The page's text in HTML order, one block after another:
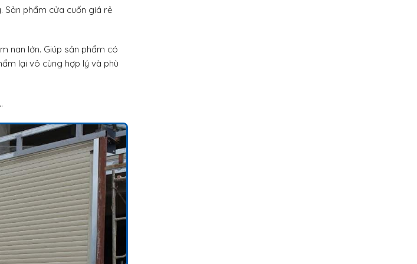
Sản phẩm cửa cuốn giá rẻ
nan lớn. Giúp sản phẩm có
lại vô cùng hợp lý và phù